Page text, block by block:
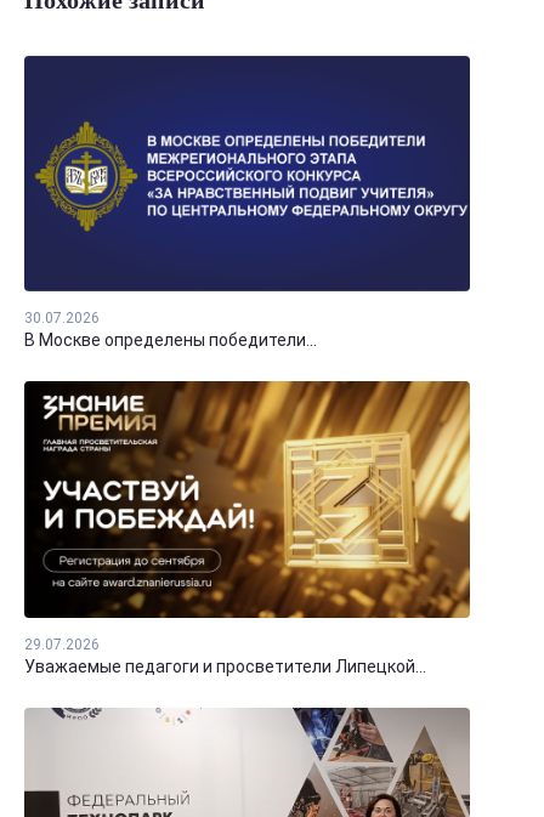
30.07.2026
В Москве определены победители...
29.07.2026
Уважаемые педагоги и просветители Липецкой...